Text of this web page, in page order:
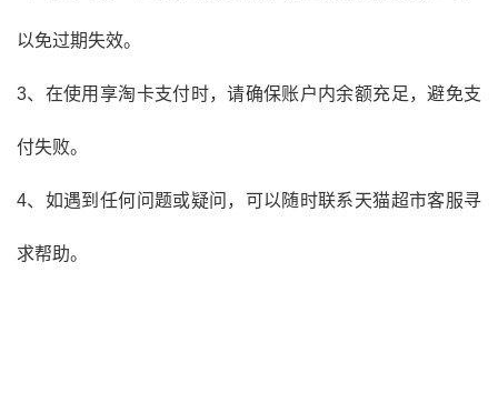
以免过期失效。
3、在使用享淘卡支付时，请确保账户内余额充足，避免支
付失败。
4、如遇到任何问题或疑问，可以随时联系天猫超市客服寻
求帮助。